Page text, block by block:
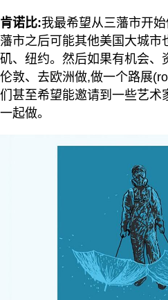
肯诺比:我最希望从三藩市开
藩市之后可能其他美国大城市
矶、纽约。然后如果有机会、
伦敦、去欧洲做,做一个路展
们甚至希望能邀请到一些艺术
一起做。